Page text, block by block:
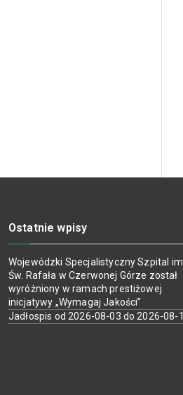
Ostatnie wpisy
Wojewódzki Specjalistyczny Szpital im.
Św. Rafała w Czerwonej Górze został
wyróżniony w ramach prestiżowej
inicjatywy „Wymagaj Jakości”
Jadłospis od 2026-08-03 do 2026-08-